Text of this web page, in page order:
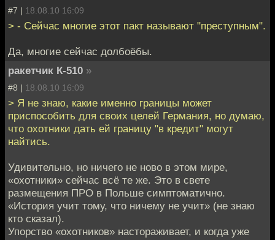
#7 | 18.08.10 16:09
> - Сейчас многие этот пакт называют "преступным".
Да, многие сейчас долбоёбы.
ракетчик К-510 »
#8 | 18.08.10 16:09
> Я не знаю, какие именно границы может
приспособить для своих целей Германия, но думаю,
что охотники дать ей границу "в кредит" могут
найтись.
Удивительно, но ничего не ново в этом мире,
«охотники» сейчас всё те же. Это в свете
размещения ПРО в Польше симптоматично.
«История учит тому, что ничему не учит» (не знаю
кто сказал).
Упорство «охотников» настораживает, и когда уже